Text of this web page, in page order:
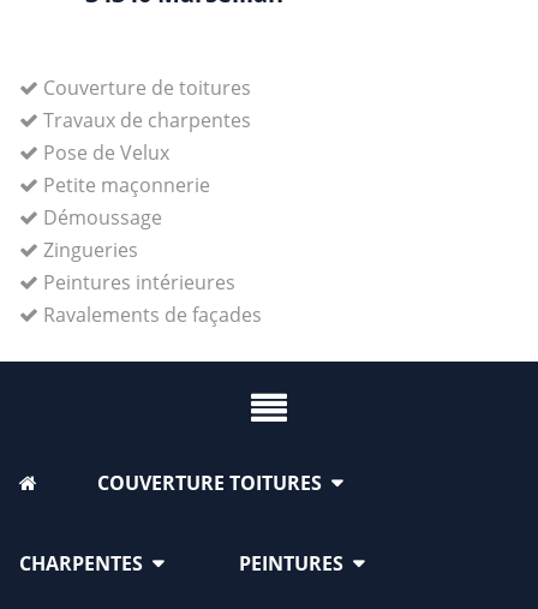
Couverture de toitures
Travaux de charpentes
Pose de Velux
Petite maçonnerie
Démoussage
Zingueries
Peintures intérieures
Ravalements de façades
COUVERTURE TOITURES
CHARPENTES PEINTURES